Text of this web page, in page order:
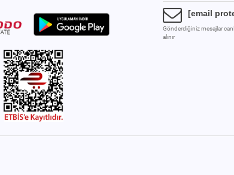
[email
Gönderdiğiniz mesajlar
alınır